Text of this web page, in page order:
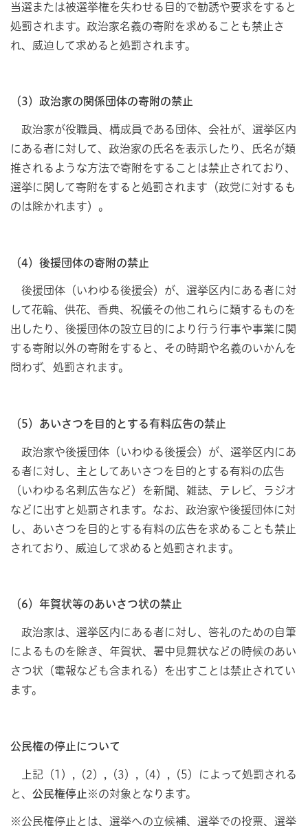
当選または被選挙権を失わせる目的で勧誘や要求をすると
処罰されます。政治家名義の寄附を求めることも禁止さ
れ、威迫して求めると処罰されます。
（3）政治家の関係団体の寄附の禁止
政治家が役職員、構成員である団体、会社が、選挙区内
にある者に対して、政治家の氏名を表示したり、氏名が類
推されるような方法で寄附をすることは禁止されており、
選挙に関して寄附をすると処罰されます（政党に対するも
のは除かれます）。
（4）後援団体の寄附の禁止
後援団体（いわゆる後援会）が、選挙区内にある者に対
して花輪、供花、香典、祝儀その他これらに類するものを
出したり、後援団体の設立目的により行う行事や事業に関
する寄附以外の寄附をすると、その時期や名義のいかんを
問わず、処罰されます。
（5）あいさつを目的とする有料広告の禁止
政治家や後援団体（いわゆる後援会）が、選挙区内にあ
る者に対し、主としてあいさつを目的とする有料の広告
（いわゆる名剌広告など）を新聞、雑誌、テレビ、ラジオ
などに出すと処罰されます。なお、政治家や後援団体に対
し、あいさつを目的とする有料の広告を求めることも禁止
されており、威迫して求めると処罰されます。
（6）年賀状等のあいさつ状の禁止
政治家は、選挙区内にある者に対し、答礼のための自筆
によるものを除き、年賀状、暑中見舞状などの時候のあい
さつ状（電報なども含まれる）を出すことは禁止されてい
ます。
公民権の停止について
上記（1）,（2）,（3）,（4）,（5）によって処罰される
と、 公民権停止※の対象となります。
※公民権停止とは、選挙への立候補、選挙での投票、選挙